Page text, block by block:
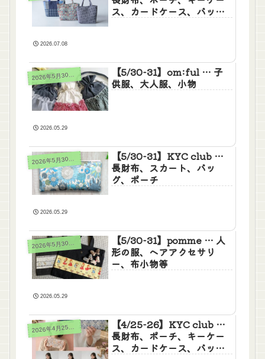
ス、カードケース、バッ
2026.07.08
2026年5月30日(土)31日(日)
【5/30-31】om:ful … 子
供服、大人服、小物
2026.05.29
2 026年5月30日(土)31日(日)
【5/30-31】KYC club …
長財布、スカート、バッ
グ、ポーチ
2026.05.29
2 026年5月30日(土)31日(日)
【5/30-31】pomme … 人
形の服、ヘアアクセサリ
ー、布小物等
2026.05.29
2 026年4月25日(土)26日(日)
【4/25-26】KYC club …
長財布、ポーチ、キーケー
ス、カードケース、バッ